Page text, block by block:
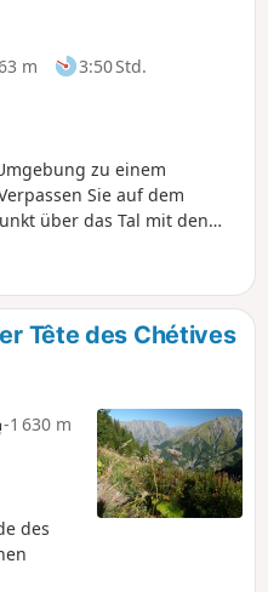
m
3:50 Std.
zu einem
Sie auf dem
über das Tal mit den
noch weiter als bis zum
Stunden!) den luftigen
Bergrücken über dem
Tête des Chétives
-1 630 m
des